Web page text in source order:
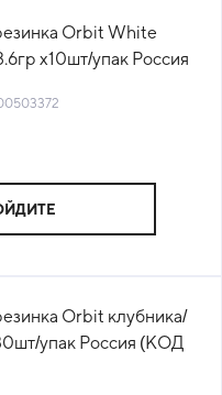
Orbit White
х10шт/упак Россия
Orbit клубника/
упак Россия (КОД